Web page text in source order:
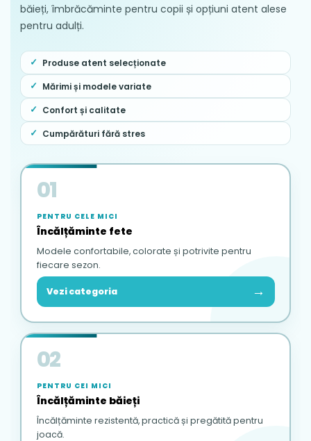
băieți, îmbrăcăminte pentru copii și opțiuni atent alese
pentru adulți.
Produse atent selecționate
Mărimi și modele variate
Confort și calitate
Cumpărături fără stres
01
PENTRU CELE MICI
Încălțăminte fete
Modele confortabile, colorate și potrivite pentru
fiecare sezon.
Vezi categoria →
02
PENTRU CEI MICI
Încălțăminte băieți
Încălțăminte rezistentă, practică și pregătită pentru
joacă.